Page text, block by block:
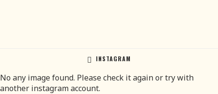
INSTAGRAM
No any image found. Please check it again or try with
another instagram account.